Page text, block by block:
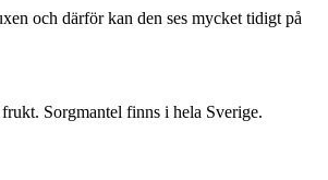
och därför kan den ses mycket tidigt på
Sorgmantel finns i hela Sverige.